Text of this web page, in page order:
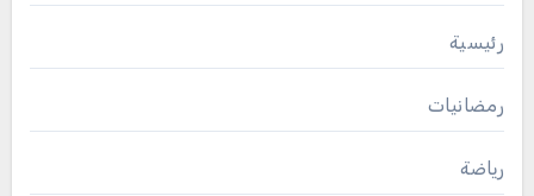
رئيسية
رمضانيات
رياضة